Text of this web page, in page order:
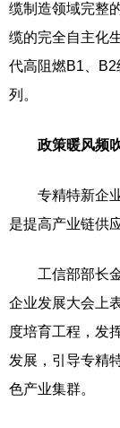
缆制造领域完整
缆的完全自主化
代高阻燃B1、
列。
政策暖风频
专精特新企业
是提高产业链供
工信部部长金
企业发展大会上
度培育工程，发
发展，引导专精
色产业集群。